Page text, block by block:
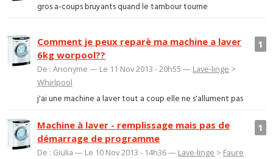
gros a-coups bruyants quand le tambour tourne
1
Comment je peux reparè ma machine a laver
6kg worpool??
De : Anonyme — Le 11 Nov 2013 - 20h55 — Lave-linge >
Whirlpool
j'ai une machine a laver tout a coup elle ne s'allument pas
1
Machine à laver - remplissage mais pas de
démarrage de programme
De : Giulia — Le 10 Nov 2013 - 14h36 — Lave-linge > Faure